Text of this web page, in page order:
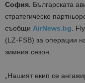
София. Българската
стратегическо
съобщи AirNews.bg.
(LZ-FSB) за операции
зимния сезон.
„Нашият екип се